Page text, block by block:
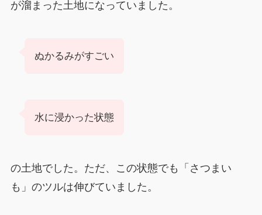
が溜まった土地になっていました。
ぬかるみがすごい
水に浸かった状態
の土地でした。ただ、この状態でも「さつまい
も」のツルは伸びていました。